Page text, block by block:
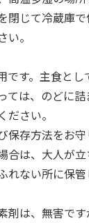
閉じて冷蔵庫
。
です。主食とし
ては、のどに
さい。
保存方法をお守
合は、大人が立
れない所に保管
剤は、無害で